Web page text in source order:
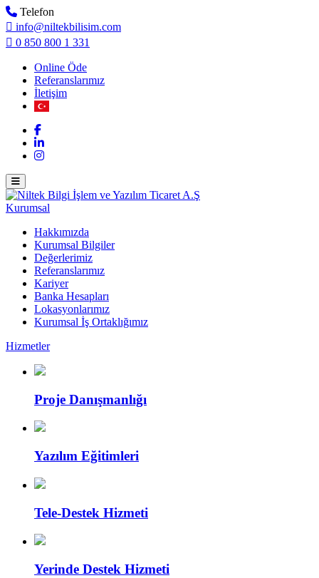
Telefon
info@niltekbilisim.com
0 850 800 1 331
Online Öde
Referanslarımız
İletişim
Kurumsal
Hakkımızda
Kurumsal Bilgiler
Değerlerimiz
Referanslarımız
Kariyer
Banka Hesapları
Lokasyonlarımız
Kurumsal İş Ortaklığımız
Hizmetler
Proje Danışmanlığı
Yazılım Eğitimleri
Tele-Destek Hizmeti
Yerinde Destek Hizmeti